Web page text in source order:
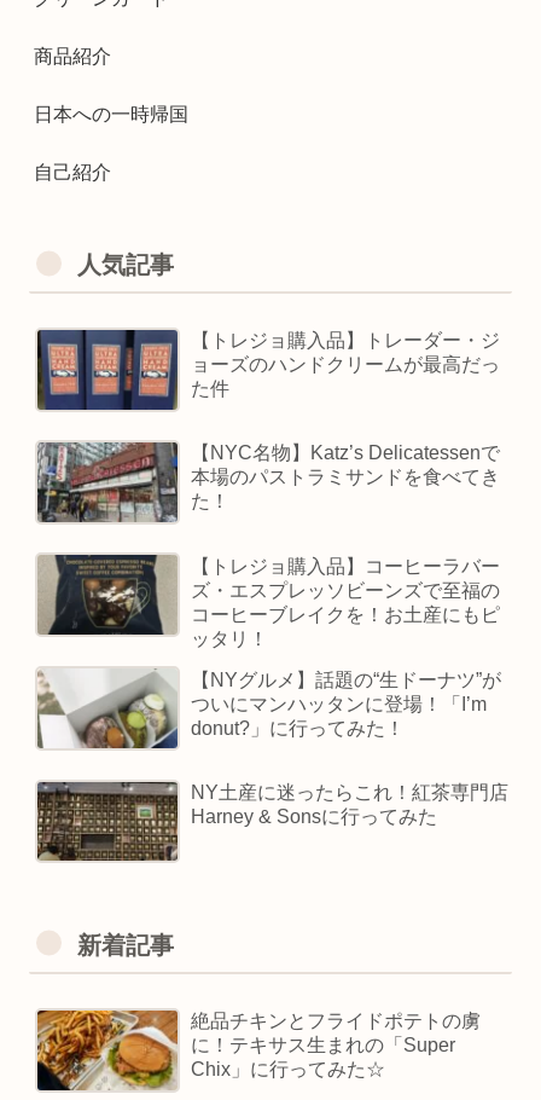
商品紹介
日本への一時帰国
自己紹介
人気記事
【トレジョ購入品】トレーダー・ジ
ョーズのハンドクリームが最高だっ
た件
【NYC名物】Katz’s Delicatessenで
本場のパストラミサンドを食べてき
た！
【トレジョ購入品】コーヒーラバー
ズ・エスプレッソビーンズで至福の
コーヒーブレイクを！お土産にもピ
ッタリ！
【NYグルメ】話題の“生ドーナツ”が
ついにマンハッタンに登場！「I’m
donut?」に行ってみた！
NY土産に迷ったらこれ！紅茶専門店
Harney & Sonsに行ってみた
新着記事
絶品チキンとフライドポテトの虜
に！テキサス生まれの「Super
Chix」に行ってみた☆